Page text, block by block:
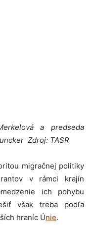
a predseda
Zdroj: TASR
migračnej politiky
v rámci krajín
ich pohybu
však treba podľa
hraníc Únie.